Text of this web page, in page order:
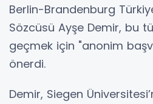
Berlin-Brandenburg
Sözcüsü Ayşe Demir, bu
geçmek için "anonim
önerdi.
Demir, Siegen